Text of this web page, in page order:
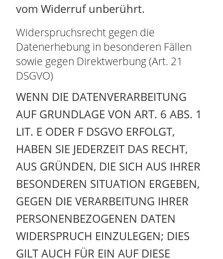
vom Widerruf unberührt.
Widerspruchsrecht gegen die
Datenerhebung in besonderen Fällen
sowie gegen Direktwerbung (Art. 21
DSGVO)
WENN DIE DATENVERARBEITUNG
AUF GRUNDLAGE VON ART. 6 ABS. 1
LIT. E ODER F DSGVO ERFOLGT,
HABEN SIE JEDERZEIT DAS RECHT,
AUS GRÜNDEN, DIE SICH AUS IHRER
BESONDEREN SITUATION ERGEBEN,
GEGEN DIE VERARBEITUNG IHRER
PERSONENBEZOGENEN DATEN
WIDERSPRUCH EINZULEGEN; DIES
GILT AUCH FÜR EIN AUF DIESE